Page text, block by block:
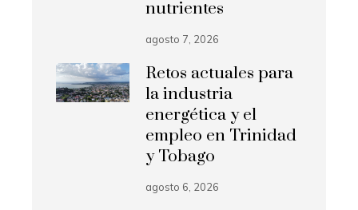
nutrientes
agosto 7, 2026
Retos actuales para
la industria
energética y el
empleo en Trinidad
y Tobago
agosto 6, 2026